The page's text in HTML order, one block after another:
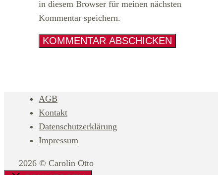
in diesem Browser für meinen nächsten
Kommentar speichern.
AGB
Kontakt
Datenschutzerklärung
Impressum
2026 © Carolin Otto